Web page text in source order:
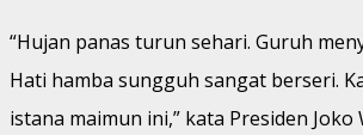
“Hujan panas turun sehari. Guruh
Hati hamba sungguh sangat berseri.
istana maimun ini,” kata Presiden Joko